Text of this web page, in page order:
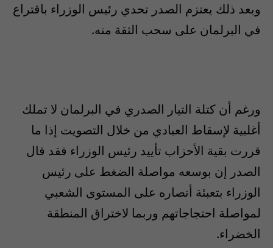
وبعد ذلك يعتزم الصدر تحدي رئيس الوزراء باقتراع
في البرلمان على سحب الثقة منه.
ورغم أن كتلة التيار الصدري في البرلمان لا تملك
أغلبية لإسقاط العبادي من خلال التصويت إذا ما
قررت بقية الأحزاب تأييد رئيس الوزراء فقد قال
الصدر إن بوسعه مواصلة الضغط على رئيس
الوزراء بتعبئة أنصاره على المستوى الشعبي
لمواصلة احتجاجاتهم وربما لاختراق المنطقة
الخضراء.